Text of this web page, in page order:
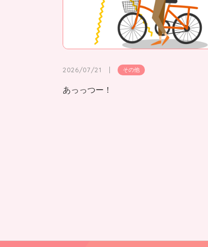
2026/07/21 その他
あっっつー！